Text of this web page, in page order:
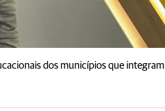
dos municípios que integram